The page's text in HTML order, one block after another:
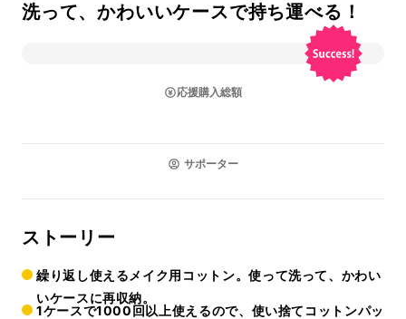
洗って、かわいいケースで持ち運べる！
応援購入総額
サポーター
ストーリー
繰り返し使えるメイク用コットン。使って洗って、かわい
いケースに再収納。
1ケースで1000回以上使えるので、使い捨てコットンパッ